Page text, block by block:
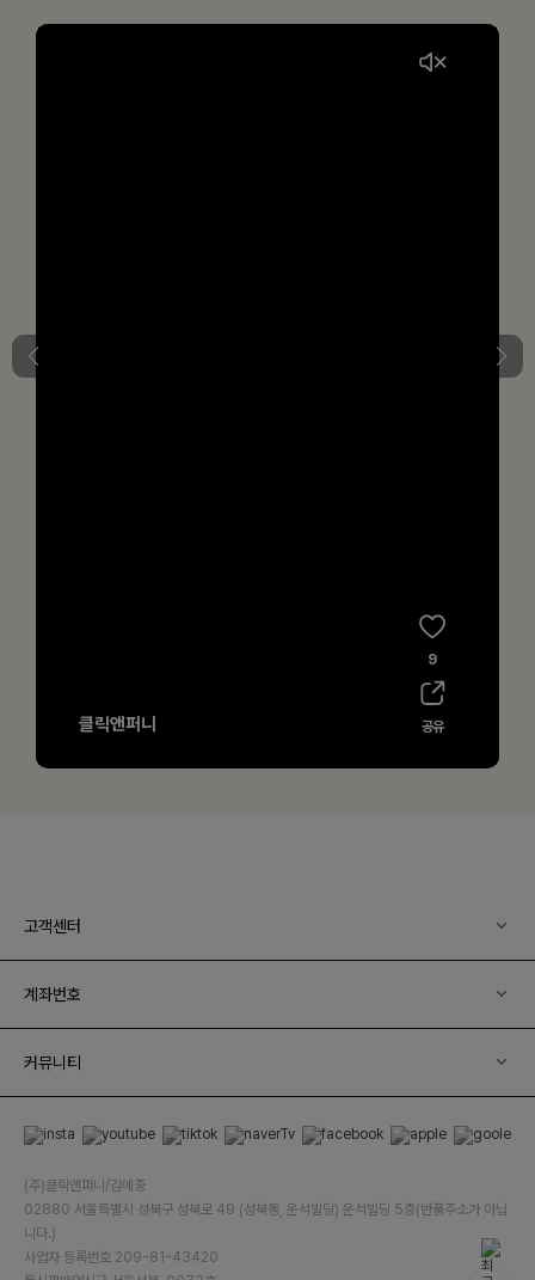
고객센터
계좌번호
커뮤니티
(주)클릭앤퍼니/김예중
02880 서울특별시 성북구 성북로 49 (성북동, 운석빌딩) 운석빌딩 5층(반품주소가 아닙
니다.)
사업자 등록번호 209-81-43420